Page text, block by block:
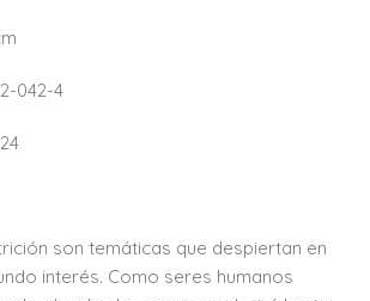
042-4
son temáticas que despiertan en
interés. Como seres humanos